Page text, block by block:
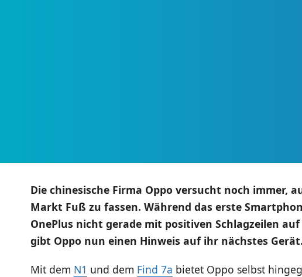
Die chinesische Firma Oppo versucht noch immer,
Markt Fuß zu fassen. Während das erste
OnePlus nicht gerade mit positiven Schlagzeilen
gibt Oppo nun einen Hinweis auf ihr nächstes Gerät.
Mit dem N1 und dem Find 7a bietet Oppo selbst